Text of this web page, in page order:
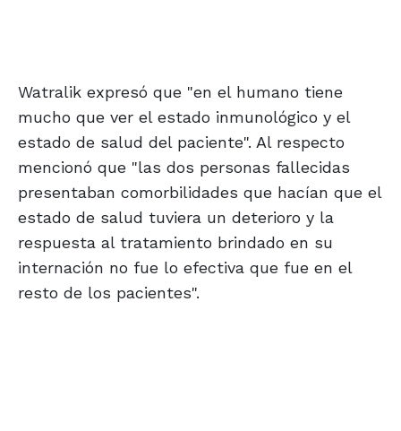
Watralik expresó que "en el humano tiene
mucho que ver el estado inmunológico y el
estado de salud del paciente". Al respecto
mencionó que "las dos personas fallecidas
presentaban comorbilidades que hacían que el
estado de salud tuviera un deterioro y la
respuesta al tratamiento brindado en su
internación no fue lo efectiva que fue en el
resto de los pacientes".